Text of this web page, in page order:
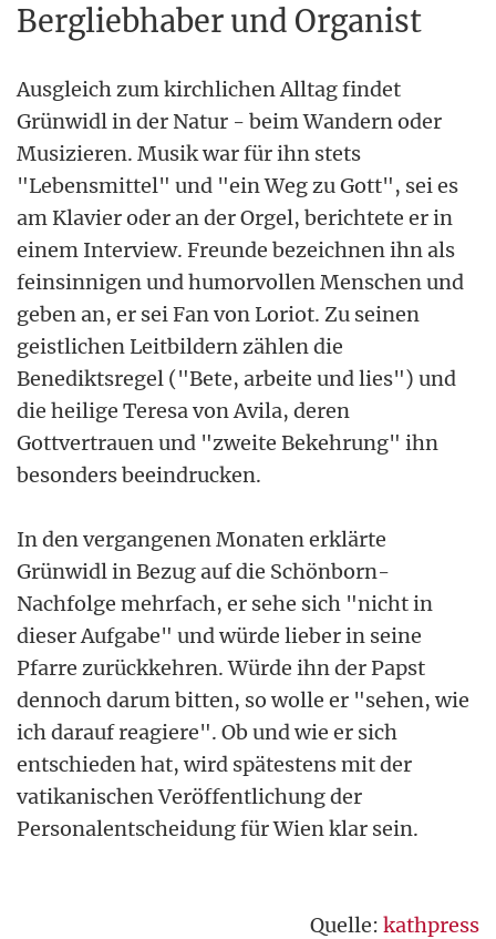
Bergliebhaber und Organist
Ausgleich zum kirchlichen Alltag findet
Grünwidl in der Natur - beim Wandern oder
Musizieren. Musik war für ihn stets
"Lebensmittel" und "ein Weg zu Gott", sei es
am Klavier oder an der Orgel, berichtete er in
einem Interview. Freunde bezeichnen ihn als
feinsinnigen und humorvollen Menschen und
geben an, er sei Fan von Loriot. Zu seinen
geistlichen Leitbildern zählen die
Benediktsregel ("Bete, arbeite und lies") und
die heilige Teresa von Avila, deren
Gottvertrauen und "zweite Bekehrung" ihn
besonders beeindrucken.
In den vergangenen Monaten erklärte
Grünwidl in Bezug auf die Schönborn-
Nachfolge mehrfach, er sehe sich "nicht in
dieser Aufgabe" und würde lieber in seine
Pfarre zurückkehren. Würde ihn der Papst
dennoch darum bitten, so wolle er "sehen, wie
ich darauf reagiere". Ob und wie er sich
entschieden hat, wird spätestens mit der
vatikanischen Veröffentlichung der
Personalentscheidung für Wien klar sein.
Quelle: kathpress